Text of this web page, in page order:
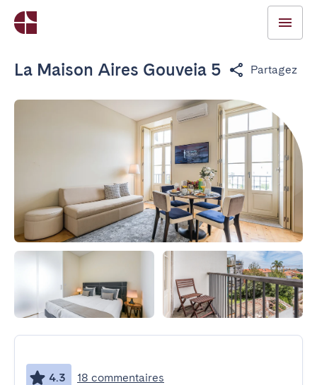
La Maison Aires Gouveia 5 Partagez
4.3 18 commentaires